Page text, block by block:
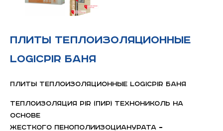
Плиты теплоизоляционные
LOGICPIR Баня
Плиты теплоизоляционные LOGICPIR Баня
Теплоизоляция PIR (ПИР) ТЕХНОНИКОЛЬ на
основе
жесткого пенополиизоцианурата –